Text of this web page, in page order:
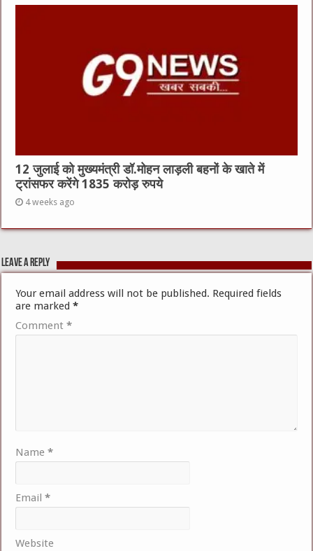
12 जुलाई को मुख्यमंत्री डॉ.मोहन लाड़ली बहनों के खाते में
ट्रांसफर करेंगे 1835 करोड़ रुपये
4 weeks ago
Leave a Reply
Your email address will not be published. Required fields
are marked*
Comment*
Name*
Email*
Website